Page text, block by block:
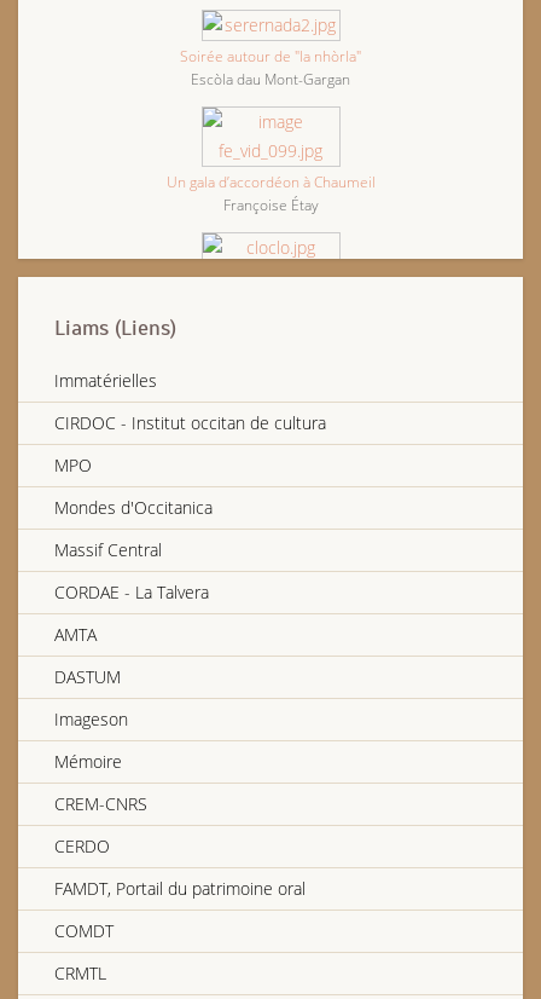
Soirée autour de "la nhòrla"
Escòla dau Mont-Gargan
Un gala d’accordéon à Chaumeil
Françoise Étay
Dernier bal de Clody Musette
Marcel Lavaugautier, accordéoniste de Naillat
Pierre Guionnaux, accordéoniste de Chateau-Chervix
Edgard Bouchet, accordéoniste briviste
Albert Valade, conteur d’Oradour-sur-Glane
Bal à Saint-Sulpice-les-Bois
Liams (Liens)
Immatérielles
CIRDOC - Institut occitan de cultura
MPO
Mondes d'Occitanica
Massif Central
CORDAE - La Talvera
AMTA
DASTUM
Imageson
Mémoire
CREM-CNRS
CERDO
FAMDT, Portail du patrimoine oral
COMDT
CRMTL